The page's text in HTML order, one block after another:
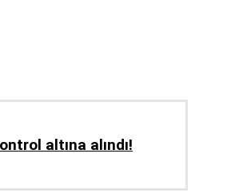
altına alındı!